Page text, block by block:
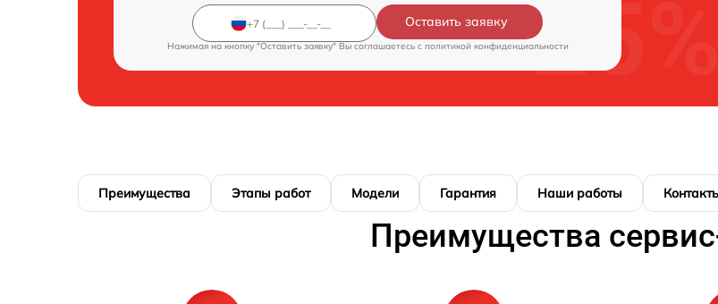
Оставить заявку
Нажимая на кнопку "Оставить заявку" Вы соглашаетесь c политикой конфиденциальности
Преимущества Этапы работ Модели Гарантия Наши работы
Преимущества